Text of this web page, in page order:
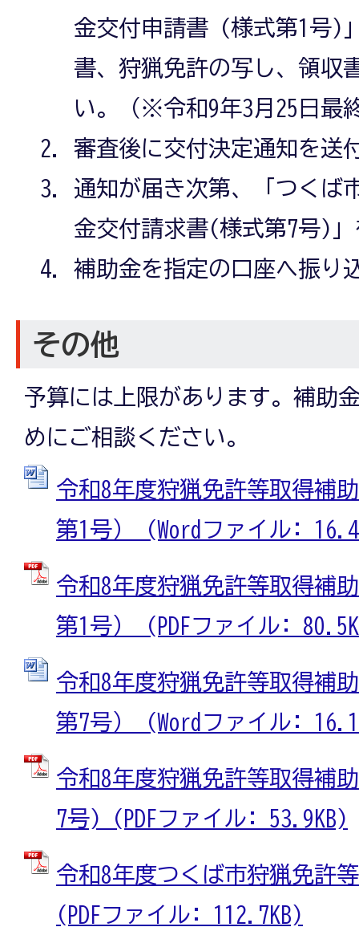
金交付申請書 (様式第1号)
書、狩猟免許の写し、領収
い。（※令和9年3月25日最
審査後に交付決定通知を送
通知が届き次第、「つくば
金交付請求書(様式第7号)
補助金を指定の口座へ振り
その他
予算には上限があります。補助
めにご相談ください。
令和8年度狩猟免許等取得補
第1号） (Wordファイル:
令和8年度狩猟免許等取得補
第1号） (PDFファイル:
令和8年度狩猟免許等取得補
第7号） (Wordファイル:
令和8年度狩猟免許等取得補
7号) (PDFファイル: 53.9KB)
令和8年度つくば市狩猟免許
(PDFファイル: 112.7KB)